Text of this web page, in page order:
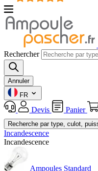
Rechercher
Annuler
FR
Devis Panier
Incandescence
Incandescence
Ampoules Standard